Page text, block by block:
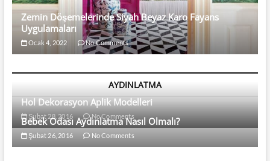
Zemin Döşemelerinde Siyah Beyaz Karo Fayans
Uygulamaları
Ocak 4, 2022 No Comments
AYDINLATMA
Hol Dekorasyon Aplik Modelleri
Şubat 28, 2016 No Comments
Bebek Odası Aydınlatma Nasıl Olmalı?
Şubat 26, 2016 No Comments